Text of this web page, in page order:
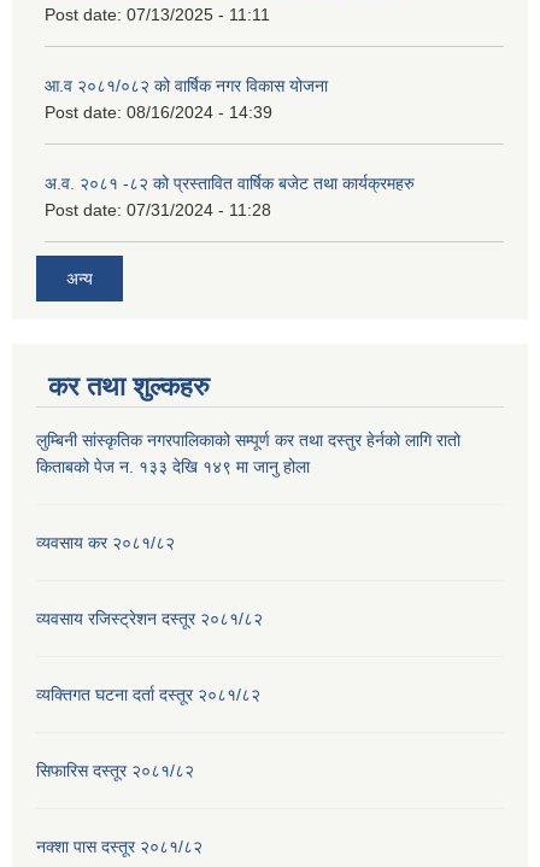
Post date: 07/13/2025 - 11:11
आ.व २०८१/०८२ को वार्षिक नगर विकास योजना
Post date: 08/16/2024 - 14:39
अ.व. २०८१ -८२ को प्रस्तावित वार्षिक बजेट तथा कार्यक्रमहरु
Post date: 07/31/2024 - 11:28
अन्य
कर तथा शुल्कहरु
लुम्बिनी सांस्कृतिक नगरपालिकाको सम्पूर्ण कर तथा दस्तुर हेर्नको लागि रातो
किताबको पेज न. १३३ देखि १४९ मा जानु होला
व्यवसाय कर २०८१/८२
व्यवसाय रजिस्ट्रेशन दस्तूर २०८१/८२
व्यक्तिगत घटना दर्ता दस्तूर २०८१/८२
सिफारिस दस्तूर २०८१/८२
नक्शा पास दस्तूर २०८१/८२